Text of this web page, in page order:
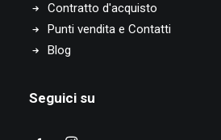
Arredamento San Maurizio Canavese
Arredamento Gassino Torinese
Arredamento Santhià
Contratto d'acquisto
Punti vendita e Contatti
Blog
Seguici su